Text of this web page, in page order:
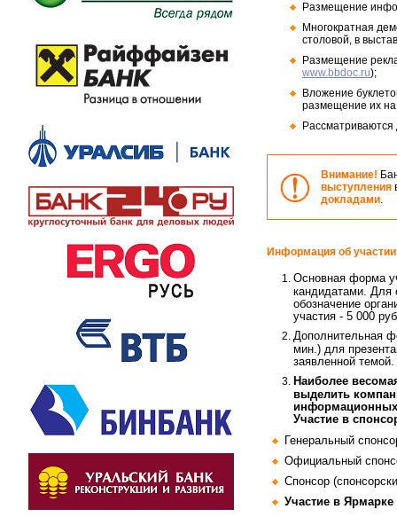
Размещение
Многократная
столовой, в
Размещение
www.bbdoc.ru);
Вложение
размещение их
Внимание!
выступления
докладами.
Информация об
Основная форма
кандидатами. Для
обозначение
участия - 5 000
Дополнительная
мин.) для
заявленной
Наиболее
выделить
информационных
Участие в
Генеральный
Официальный
Спонсор
Участие в